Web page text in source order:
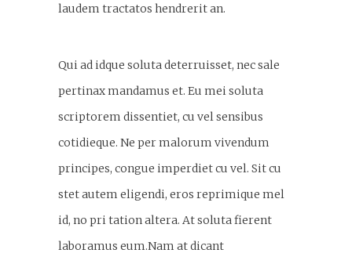
laudem tractatos hendrerit an.
Qui ad idque soluta deterruisset, nec sale
pertinax mandamus et. Eu mei soluta
scriptorem dissentiet, cu vel sensibus
cotidieque. Ne per malorum vivendum
principes, congue imperdiet cu vel. Sit cu
stet autem eligendi, eros reprimique mel
id, no pri tation altera. At soluta fierent
laboramus eum.Nam at dicant